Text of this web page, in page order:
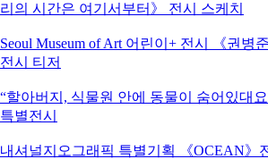
리의 시간은 여기서부터》 전시 스케치
Seoul Museum of Art 어린이+ 전시 《권병
전시 티저
“할아버지, 식물원 안에 동물이 숨어있대
특별전시
내셔널지오그래픽 특별기획 《OCEAN》